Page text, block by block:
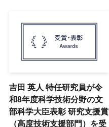
吉田 英人 特任研究員が令
和8年度科学技術分野の文
部科学大臣表彰 研究支援賞
（高度技術支援部門）を受